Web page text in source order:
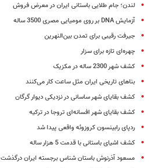
لندن؛ جام طلایی باستانی ایران در معرض فروش
آزمایش DNA بر روی مومیایی مصری 3500 ساله
جیرفت رقیبی برای تمدن بین‌النهرین
چهره‌ای تازه برای سزار
کشف شهر 2300 ساله در مکزیک
بناهای تاریخی ایران مثل ساعت کار می‌کنند
کشف بقایای شهر ساسانی در نزدیکی دیوار گرگان
کشف بقایای شهر افسانه‌ای تروجا در ترکیه
ردپای رابینسون کروزوئه واقعی پیدا شد
کشف اشیای باستانی با قدمت 5 هزار ساله
مسعود آذرنوش باستان شناس برجسته ایران درگذشت